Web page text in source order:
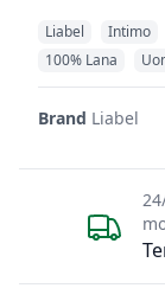
Liabel Intimo
100% Lana
Brand Liabel